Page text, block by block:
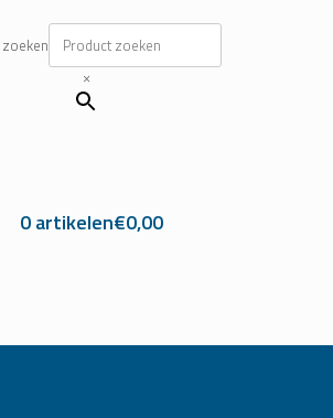
×
0 artikelen€0,00